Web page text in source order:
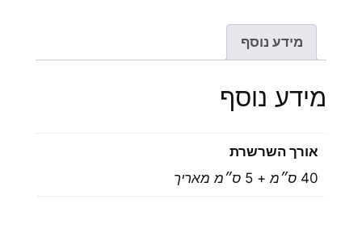
מידע נוסף
מידע נוסף
אורך השרשרת
40 ס״מ + 5 ס״מ מאריך